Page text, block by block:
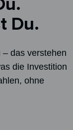
Du.
das verstehen
die Investition
ohne